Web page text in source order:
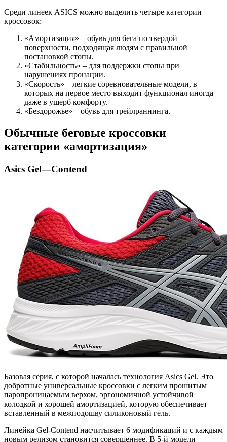
Среди линеек ASICS можно выделить четыре категории
кроссовок:
«Амортизация» – обувь для бега по твердой
поверхности, подходящая людям с правильной
постановкой стопы.
«Стабильность» – для поддержки стопы при
нарушениях пронации.
«Скорость» – легкие соревновательные модели, в
которых на первое место выходит функционал иногда
даже в ущерб комфорту.
«Бездорожье» – обувь для трейлраннинга.
Обычные беговые кроссовки
категории «амортизация»
Asics Gel—Contend
Базовая серия, с которой началась технология Asics Gel. Это
добротные универсальные кроссовки с легким прошитым
паропроницаемым верхом, эргономичной устойчивой
колодкой и хорошей амортизацией, которую обеспечивает
вставленный в межподошву силиконовый гель.
Линейка Gel-Contend насчитывает 6 модификаций и с каждым
новым релизом становится совершеннее. В 5-й модели